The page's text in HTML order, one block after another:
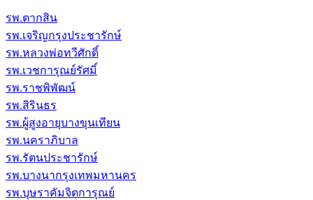
รพ.ตากสิน
รพ.เจริญกรุงประชารักษ์
รพ.หลวงพ่อทวีศักดิ์
รพ.เวชการุณย์รัศมิ์
รพ.ราชพิพัฒน์
รพ.สิรินธร
รพ.ผู้สูงอายุบางขุนเทียน
รพ.นคราภิบาล
รพ.รัตนประชารักษ์
รพ.บางนากรุงเทพมหานคร
รพ.บุษราคัมจิตการุณย์